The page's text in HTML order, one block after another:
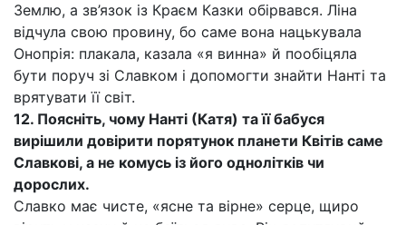
Землю, а зв’язок із Краєм Казки обірвався. Ліна
відчула свою провину, бо саме вона нацькувала
Онопрія: плакала, казала «я винна» й пообіцяла
бути поруч зі Славком і допомогти знайти Нанті та
врятувати її світ.
12. Поясніть, чому Нанті (Катя) та її бабуся
вирішили довірити порятунок планети Квітів саме
Славкові, а не комусь із його однолітків чи
дорослих.
Славко має чисте, «ясне та вірне» серце, щиро